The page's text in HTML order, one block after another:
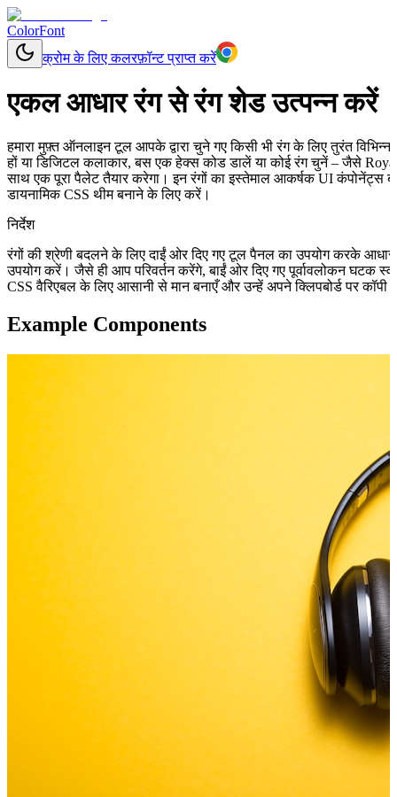
ColorFont
क्रोम के लिए कलरफ़ॉन्ट प्राप्त करें
एकल आधार रंग से रंग शेड उत्पन्न करें
हमारा मुफ़्त ऑनलाइन टूल आपके द्वारा चुने गए किसी भी रंग के लिए तुरंत
हों या डिजिटल कलाकार, बस एक हेक्स कोड डालें या कोई रंग चुनें – जैसे
साथ एक पूरा पैलेट तैयार करेगा। इन रंगों का इस्तेमाल आकर्षक UI कंपोनेंट्स
डायनामिक CSS थीम बनाने के लिए करें।
निर्देश
रंगों की श्रेणी बदलने के लिए दाईं ओर दिए गए टूल पैनल का उपयोग करके
उपयोग करें। जैसे ही आप परिवर्तन करेंगे, बाईं ओर दिए गए पूर्वावलोकन घटक
CSS वैरिएबल के लिए आसानी से मान बनाएँ और उन्हें अपने क्लिपबोर्ड पर कॉपी
Example Components